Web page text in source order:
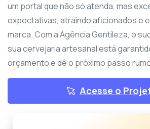
um portal que não só atenda, mas
expectativas, atraindo aficionados e
marca. Com a Agência Gentileza, o
sua cervejaria artesanal está
orçamento e dê o próximo passo
Acesse o